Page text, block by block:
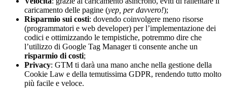
caricamento delle pagine (yep, per davvero!);
Risparmio sui costi: dovendo coinvolgere meno risorse
(programmatori e web developer) per l’implementazione dei
codici e ottimizzando le tempistiche, potremmo dire che
l’utilizzo di Google Tag Manager ti consente anche un
risparmio di costi;
Privacy: GTM ti darà una mano anche nella gestione della
Cookie Law e della temutissima GDPR, rendendo tutto molto
più facile e veloce.